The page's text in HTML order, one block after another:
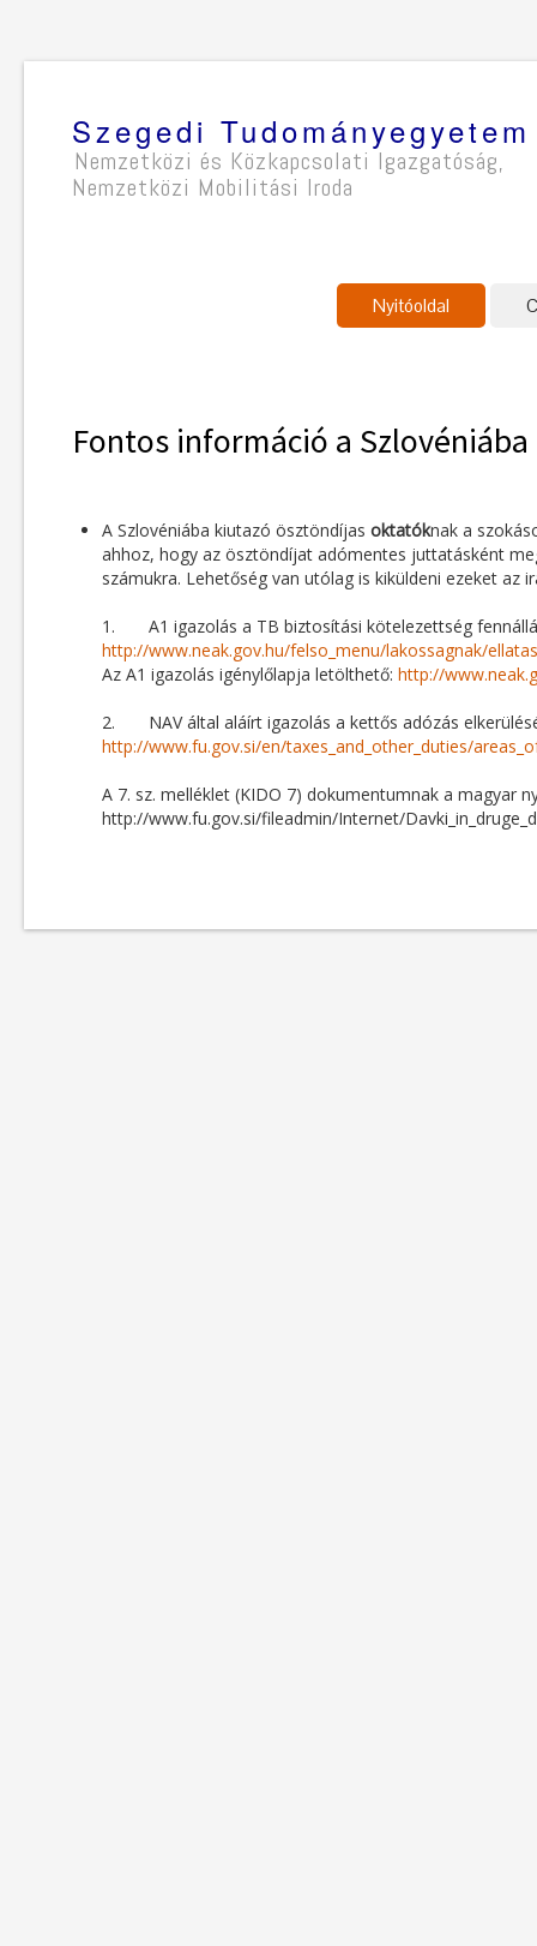
Szegedi Tudományegyetem
Nemzetközi és Közkapcsolati Igazgatóság,
Nemzetközi Mobilitási Iroda
Nyitóoldal
Fontos információ a
A Szlovéniába kiutazó ösztöndíjas oktatóknak a
ahhoz, hogy az ösztöndíjat adómentes juttatásként
számukra. Lehetőség van utólag is kiküldeni ezeket
1. A1 igazolás a TB biztosítási kötelezettség
http://www.neak.gov.hu/felso_menu/lakossagnak/
Az A1 igazolás igénylőlapja letölthető: http://
2. NAV által aláírt igazolás a kettős adózás
http://www.fu.gov.si/en/taxes_and_other_duties/
A 7. sz. melléklet (KIDO 7) dokumentumnak a magyar
http://www.fu.gov.si/fileadmin/Internet/